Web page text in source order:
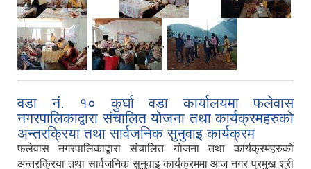
, ,
वडा नं. १० कुर्घा वडा कार्यालयमा फलेवास
नगरपालिकाद्वारा संचालित योजना तथा कार्यक्रमहरुको
अन्तरक्रिया तथा सार्वजनिक सुनुवाइ कार्यक्रम
फलेवास नगरपालिकाद्वारा संचालित योजना तथा कार्यक्रमहरुको
अन्तरक्रिया तथा सार्वजनिक सुनुवाइ कार्यक्रममा आज नगर प्रमुख श्री